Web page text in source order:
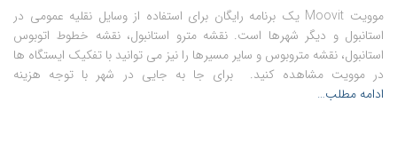
موویت Moovit یک برنامه رایگان برای استفاده از وسایل نقلیه عمومی در
استانبول و دیگر شهرها است. نقشه مترو استانبول، نقشه خطوط اتوبوس
استانبول، نقشه متروبوس و سایر مسیرها را نیز می توانید با تفکیک ایستگاه ها
در موویت مشاهده کنید. برای جا به جایی در شهر با توجه هزینه
ادامه مطلب…